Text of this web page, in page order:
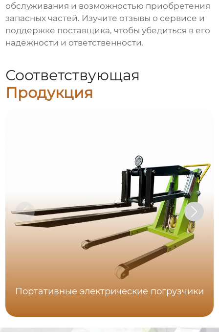
обслуживания и возможностью приобретения
запасных частей. Изучите отзывы о сервисе и
поддержке поставщика, чтобы убедиться в его
надёжности и ответственности.
Соответствующая
Продукция
Портативные электрические погрузчики